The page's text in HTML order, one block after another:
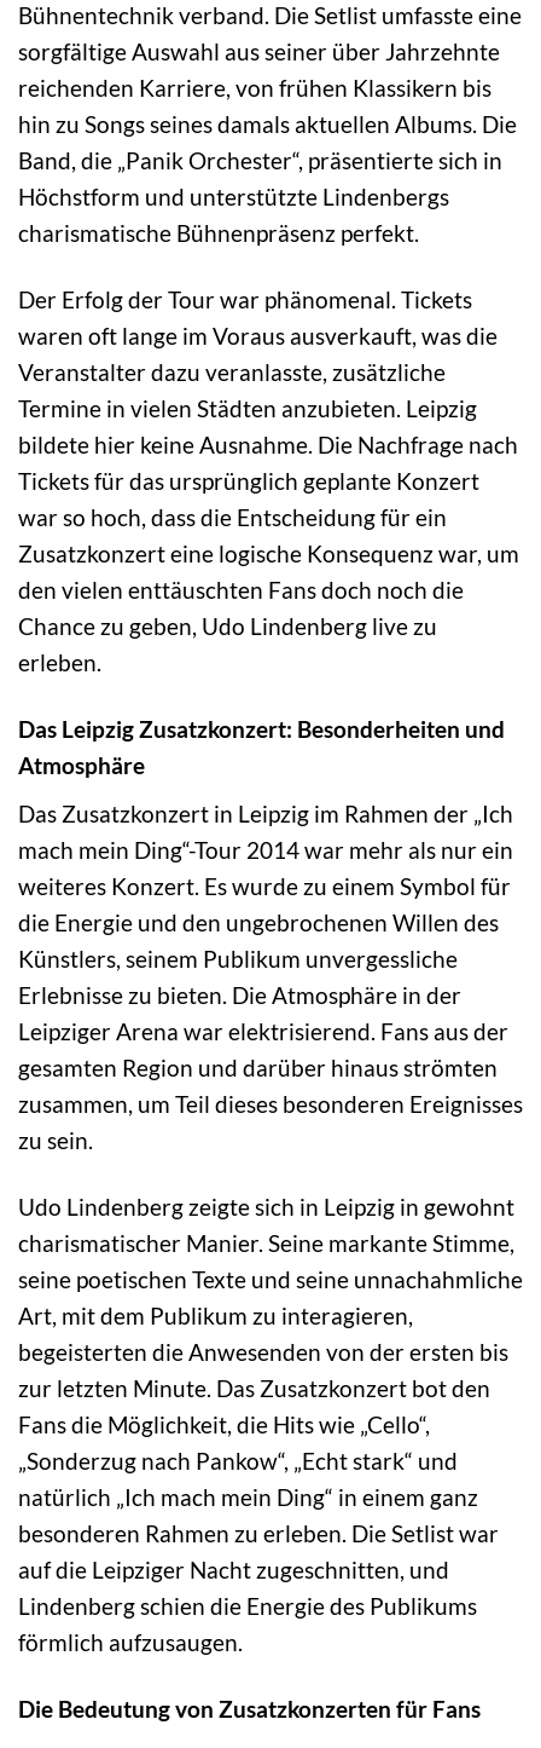
Bühnentechnik verband. Die Setlist umfasste eine
sorgfältige Auswahl aus seiner über Jahrzehnte
reichenden Karriere, von frühen Klassikern bis
hin zu Songs seines damals aktuellen Albums. Die
Band, die „Panik Orchester“, präsentierte sich in
Höchstform und unterstützte Lindenbergs
charismatische Bühnenpräsenz perfekt.
Der Erfolg der Tour war phänomenal. Tickets
waren oft lange im Voraus ausverkauft, was die
Veranstalter dazu veranlasste, zusätzliche
Termine in vielen Städten anzubieten. Leipzig
bildete hier keine Ausnahme. Die Nachfrage nach
Tickets für das ursprünglich geplante Konzert
war so hoch, dass die Entscheidung für ein
Zusatzkonzert eine logische Konsequenz war, um
den vielen enttäuschten Fans doch noch die
Chance zu geben, Udo Lindenberg live zu
erleben.
Das Leipzig Zusatzkonzert: Besonderheiten und
Atmosphäre
Das Zusatzkonzert in Leipzig im Rahmen der „Ich
mach mein Ding“-Tour 2014 war mehr als nur ein
weiteres Konzert. Es wurde zu einem Symbol für
die Energie und den ungebrochenen Willen des
Künstlers, seinem Publikum unvergessliche
Erlebnisse zu bieten. Die Atmosphäre in der
Leipziger Arena war elektrisierend. Fans aus der
gesamten Region und darüber hinaus strömten
zusammen, um Teil dieses besonderen Ereignisses
zu sein.
Udo Lindenberg zeigte sich in Leipzig in gewohnt
charismatischer Manier. Seine markante Stimme,
seine poetischen Texte und seine unnachahmliche
Art, mit dem Publikum zu interagieren,
begeisterten die Anwesenden von der ersten bis
zur letzten Minute. Das Zusatzkonzert bot den
Fans die Möglichkeit, die Hits wie „Cello“,
„Sonderzug nach Pankow“, „Echt stark“ und
natürlich „Ich mach mein Ding“ in einem ganz
besonderen Rahmen zu erleben. Die Setlist war
auf die Leipziger Nacht zugeschnitten, und
Lindenberg schien die Energie des Publikums
förmlich aufzusaugen.
Die Bedeutung von Zusatzkonzerten für Fans